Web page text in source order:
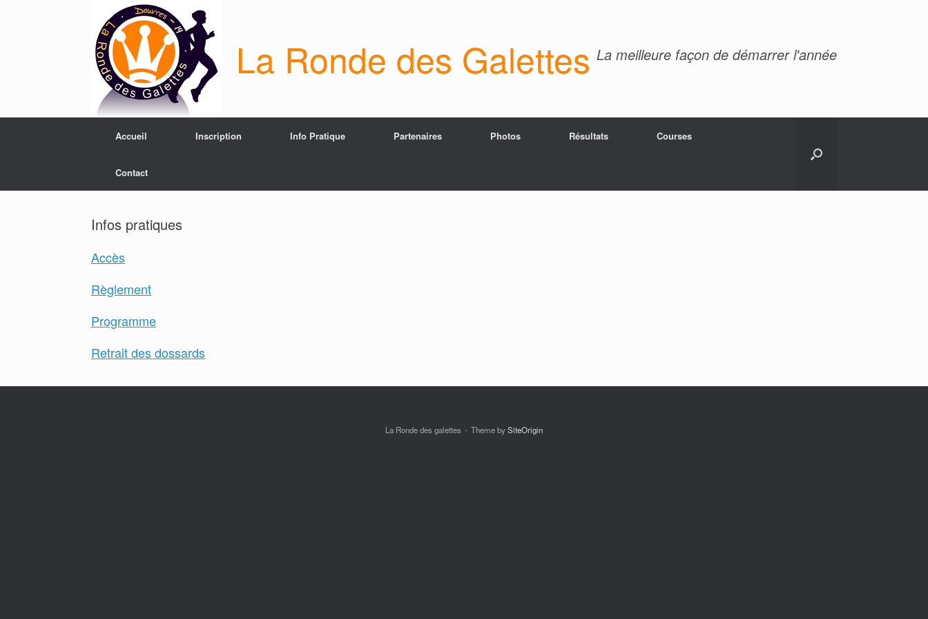
La Ronde des Galettes La meilleure façon de démarrer l'année
Accueil Inscription Info Pratique Partenaires Photos Résultats Courses
Contact
Infos pratiques
Accès
Règlement
Programme
Retrait des dossards
La Ronde des galettes Theme bySiteOrigin